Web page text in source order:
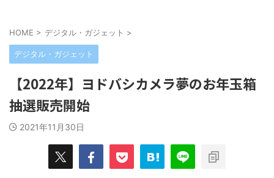
HOME > デジタル・ガジェット >
デジタル・ガジェット
【2022年】ヨドバシカメラ夢のお年玉箱
抽選販売開始
2021年11月30日